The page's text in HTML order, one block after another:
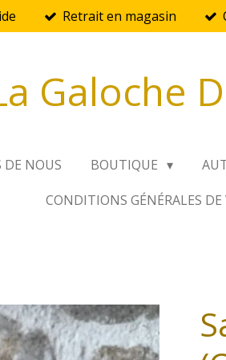
Retrait en magasin
Galoche
DE NOUS BOUTIQUE
CONDITIONS GÉNÉRALES DE